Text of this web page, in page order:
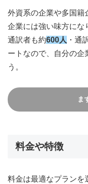
外資系の企業や多国籍
企業には強い味方にな
通訳者も約600人 ・通
ートなので、自分の企
う。
ま
料金や特徴
料金は最適なプランを